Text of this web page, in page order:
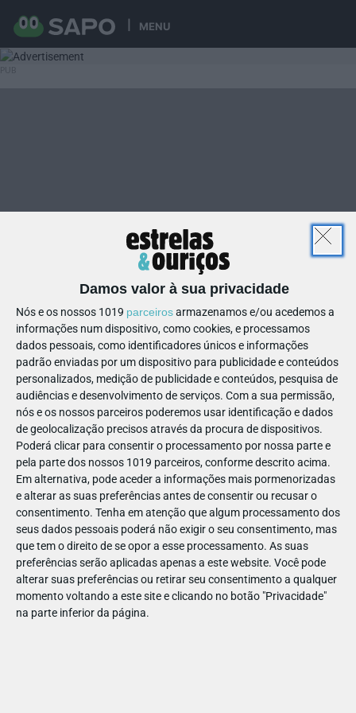
MENU
Damos valor à sua privacidade
Nós e os nossos 1019 parceirosarmazenamos e/ou acedemos a
informações num dispositivo, como cookies, e processamos
dados pessoais, como identificadores únicos e informações
padrão enviadas por um dispositivo para publicidade e conteúdos
personalizados, medição de publicidade e conteúdos, pesquisa de
audiências e desenvolvimento de serviços. Com a sua permissão,
nós e os nossos parceiros poderemos usar identificação e dados
de geolocalização precisos através da procura de dispositivos.
Poderá clicar para consentir o processamento por nossa parte e
pela parte dos nossos 1019 parceiros, conforme descrito acima.
Em alternativa, pode aceder a informações mais pormenorizadas
e alterar as suas preferências antes de consentir ou recusar o
consentimento. Tenha em atenção que algum processamento dos
seus dados pessoais poderá não exigir o seu consentimento, mas
que tem o direito de se opor a esse processamento. As suas
preferências serão aplicadas apenas a este website. Você pode
alterar suas preferências ou retirar seu consentimento a qualquer
momento voltando a este site e clicando no botão "Privacidade"
na parte inferior da página.
23
702911480641649